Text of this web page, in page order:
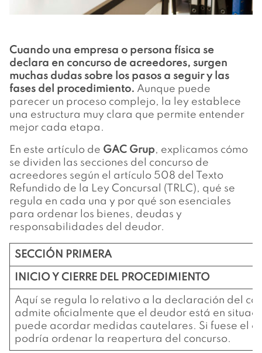
Cuando una empresa o persona física se
declara en concurso de acreedores, surgen
muchas dudas sobre los pasos a seguir y las
fases del procedimiento. Aunque puede
parecer un proceso complejo, la ley establece
una estructura muy clara que permite entender
mejor cada etapa.
En este artículo de GAC Grup, explicamos cómo
se dividen las secciones del concurso de
acreedores según el artículo 508 del Texto
Refundido de la Ley Concursal (TRLC), qué se
regula en cada una y por qué son esenciales
para ordenar los bienes, deudas y
responsabilidades del deudor.
SECCIÓN PRIMERA
INICIO Y CIERRE DEL PROCEDIMIENTO
Aquí se regula lo relativo a la declaración del
admite oficialmente que el deudor está en
puede acordar medidas cautelares. Si fuese el
podría ordenar la reapertura del concurso.